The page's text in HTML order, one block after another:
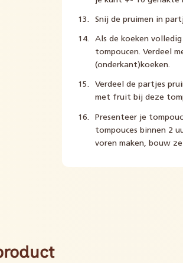
Snij de pruimen in
Als de koeken
tompoucen. Verdeel
(onderkant)koeken.
Verdeel de partjes
met fruit bij deze
Presenteer je
tompouces binnen 2
voren maken, bouw